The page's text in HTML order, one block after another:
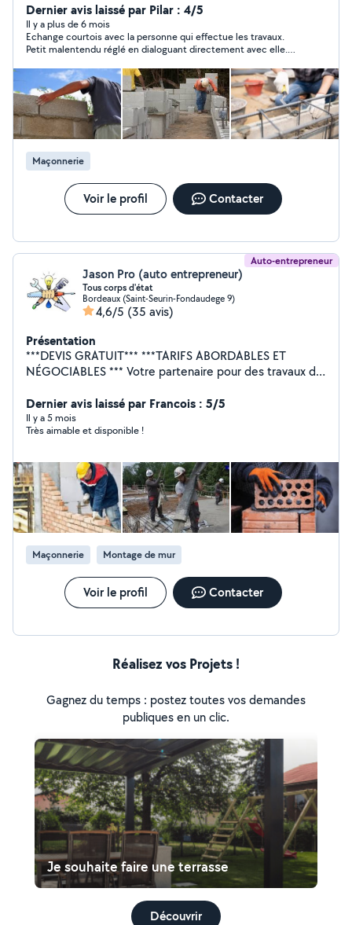
toile de verre pose et dépose revêtement muraux/
Vernis / lasure/ Plafond / Mur / Porte / volet
/portail/Application à partir de 10 euros du m2 - Bande a
joint / fer d'angle /Enduisage Ratissage complet à partir
de 5 euros du - Tous types de travaux peinture extérieur
façade,maison neuve,extension, murette, Crépis,
réalisation d'enduit finition traitement des fissures,
ponçage des supports dalle, chape, carrelage, faience,
mosaique à partir de 30 euros du m2 - Pose carrelage,
faience, parquet flottant,collé, coulé - Pose de placo
collé ou raillé avec ou sans isolation - Tous travaux de
plomberie ou rénovation salle de bain - Trou de piscine
ou terrassement avec matériel adéquoi - Création
piscine béton ou pose piscine semi-enterrée - terrasse
Dernier avis laissé par Pilar : 4/5
Il y a plus de 6 mois
Echange courtois avec la personne qui effectue les travaux.
Petit malentendu réglé en dialoguant directement avec elle.
Maçonnerie
Voir le profil Contacter
Auto-entrepreneur
Jason Pro (auto entrepreneur)
Tous corps d'état
Bordeaux (Saint-Seurin-Fondaudege 9)
4,6/5 (35 avis)
Présentation
***DEVIS GRATUIT*** ***TARIFS ABORDABLES ET
NÉGOCIABLES *** Votre partenaire pour des travaux de
remaniement. Menuiserie : pose portes, fenetre, baies
vitrées, véranda. Démolition et évacuation (camion,
mini-pelle, marteau piqueur, nacelles, échafaudage).
chaudières, ballons d'eau, cumulus, wc Maçonnerie :
travaux de fondations et de murs, dalle, chape,
rénovation façade, Carrelage/faience : pose et
rénovation. Plâtrerie : pose placo, bandes, faux
plafonds, finitions soignées, Peinture : services de
peinture intérieure et extérieure. Charpente et
dépannage : intervention rapide et efficace. Ravalement
de façade, enduit, crépi, pose bardage, pose bois en
façade Revêtements de sol et mur : parquet, faience,
carrelage, peinture, toile de verre, papier peint
rénovation Pose de parquet stratifié, cloué, collé
Dernier avis laissé par Francois : 5/5
Il y a 5 mois
Très aimable et disponible !
Maçonnerie Montage de mur
Voir le profil Contacter
Réalisez vos Projets !
Gagnez du temps : postez toutes vos demandes
publiques en un clic.
Je souhaite faire une terrasse
Découvrir